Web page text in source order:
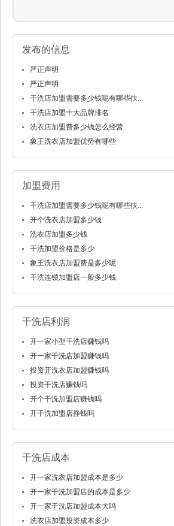
发布的信息
严正声明
严正声明
干洗店加盟需要多少钱呢有哪些扶...
干洗店加盟十大品牌排名
洗衣店加盟费多少钱怎么经营
象王洗衣店加盟优势有哪些
加盟费用
干洗店加盟需要多少钱呢有哪些扶...
开个洗衣店加盟多少钱
洗衣店加盟多少钱
干洗加盟价格是多少
象王洗衣店加盟费是多少呢
干洗连锁加盟店一般多少钱
干洗店利润
开一家小型干洗店赚钱吗
开一家干洗店加盟赚钱吗
投资开洗衣店加盟赚钱吗
投资干洗店赚钱吗
开个干洗加盟店赚钱吗
开干洗加盟店挣钱吗
干洗店成本
开一家洗衣店加盟成本是多少
开一家干洗加盟店的成本是多少
开一家干洗店加盟成本大吗
洗衣店加盟投资成本多少